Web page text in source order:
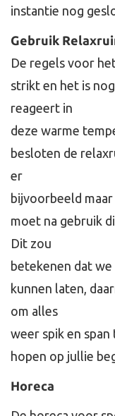
instantie nog
Gebruik
De regels voor
strikt en het is
reageert in
deze warme
besloten de
er
bijvoorbeeld
moet na gebruik
Dit zou
betekenen dat
kunnen laten,
om alles
weer spik en span
hopen op jullie
Horeca